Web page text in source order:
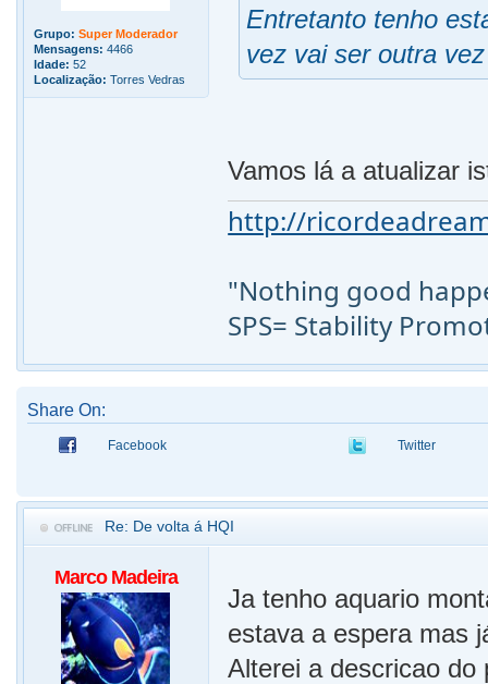
Grupo: Super Moderador
Mensagens: 4466
Idade: 52
Localização: Torres Vedras
Entretanto tenho
vez vai ser outra
Vamos lá a atualizar
http://
"Nothing good
SPS= Stability
Share On:
Facebook Twitter
Re: De volta á HQI
Marco Madeira
Ja tenho aquario
estava a espera mas
Alterei a descricao do